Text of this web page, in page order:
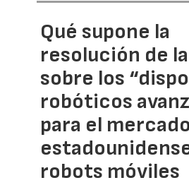
Qué supone la
resolución de la
sobre los
robóticos
para el mercado
robots móviles